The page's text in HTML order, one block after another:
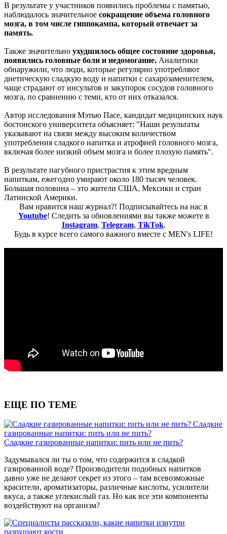
В результате у участников появились проблемы с памятью,
наблюдалось значительное сокращение объема головного
мозга, в том числе гиппокампа, который отвечает за
память.
Также значительно ухудшилось общее состояние здоровья,
появились головные боли и недомогание. Аналитики
обнаружили, что люди, которые регулярно употребляют
диетическую сладкую воду и напитки с сахарозаменителем,
чаще страдают от инсультов и закупорок сосудов головного
мозга, по сравнению с теми, кто от них отказался.
Автор исследования Мэтью Пасе, кандидат медицинских наук
бостонского университета объясняет: "Наши результаты
указывают на связи между высоким количеством
употребления сладкого напитка и атрофией головного мозга,
включая более низкий объем мозга и более плохую память".
В результате пагубного пристрастия к этим вредным
напиткам, ежегодно умирают около 180 тысяч человек.
Большая половина – это жители США, Мексики и стран
Латинской Америки.
Вам нравится наш журнал?! Подписывайтесь на нас в
Youtube! Следить за обновлениями вы также можете в
Instagram, Telegram, TikTok.
Будь в курсе всего самого важного вместе с MEN's LIFE!
ЕЩЕ ПО ТЕМЕ
Сладкие
газированные напитки: пить или не пить?
Сладкие газированные напитки: пить или не пить?
Задумывался ли ты о том, что содержится в сладкой
газированной воде? Производители подобных напитков
давно уже не делают секрет из этого – там всевозможные
красители, ароматизаторы, различные кислоты, усилители
вкуса, а также углекислый газ. Но как все эти компоненты
воздействуют на организм?